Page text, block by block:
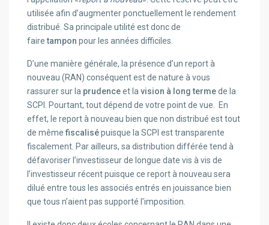
utilisée afin d’augmenter ponctuellement le rendement
distribué. Sa principale utilité est donc de
fairetamponpour les années difficiles.
D’une manière générale, la présence d’un report à
nouveau (RAN) conséquent est de nature à vous
rassurer sur la prudenceet lavision à long termede la
SCPI. Pourtant, tout dépend de votre point de vue. En
effet, le report à nouveau bien que non distribué est tout
de mêmefiscalisépuisque la SCPI est transparente
fiscalement. Par ailleurs, sa distribution différée tend à
défavoriser l’investisseur de longue date vis à vis de
l’investisseur récent puisque ce report à nouveau sera
dilué entre tous les associés entrés en jouissance bien
que tous n’aient pas supporté l’imposition.